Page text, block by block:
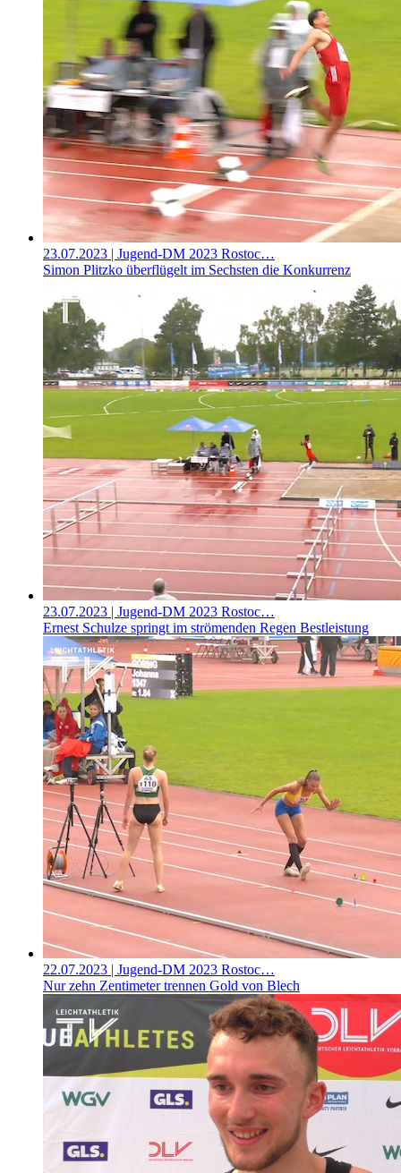
23.07.2023 | Jugend-DM 2023 Rostoc…
Simon Plitzko überflügelt im Sechsten die Konkurrenz
23.07.2023 | Jugend-DM 2023 Rostoc…
Ernest Schulze springt im strömenden Regen Bestleistung
22.07.2023 | Jugend-DM 2023 Rostoc…
Nur zehn Zentimeter trennen Gold von Blech